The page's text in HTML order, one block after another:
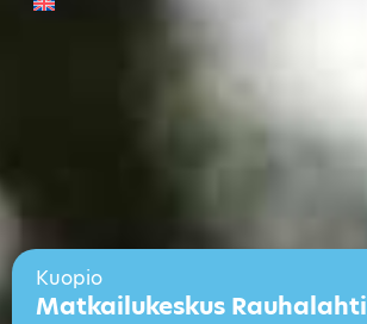
Kuopio
Matkailukeskus Rauhalahti